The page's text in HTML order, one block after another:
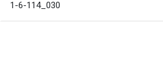
1-6-114_030